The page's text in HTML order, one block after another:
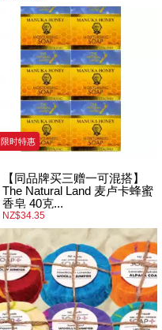
限时特惠
【同品牌买三赠一可混搭】
The Natural Land 麦卢卡蜂蜜
香皂 40克...
NZ$34.35